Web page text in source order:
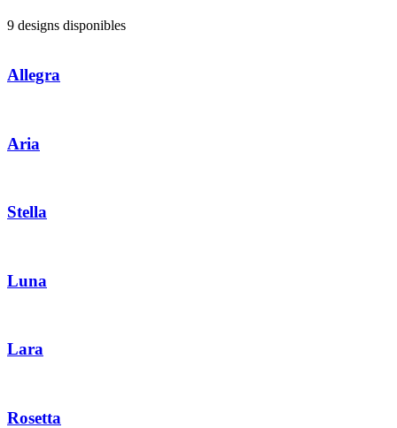
9 designs disponibles
Allegra
Aria
Stella
Luna
Lara
Rosetta